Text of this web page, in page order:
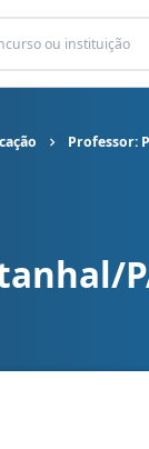
Professor:
de Educação